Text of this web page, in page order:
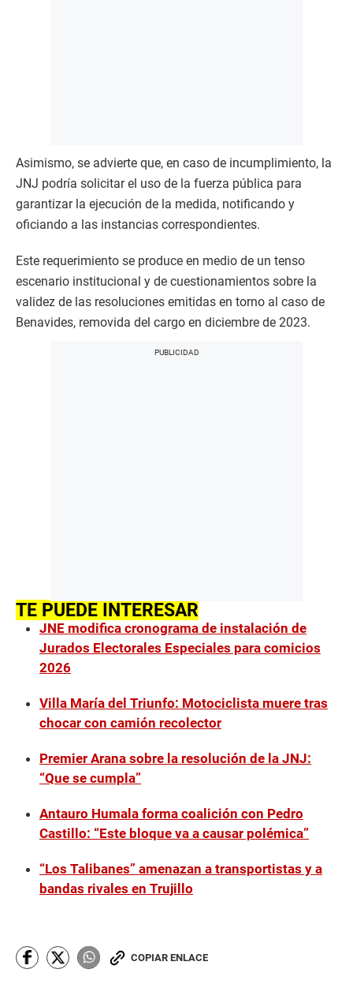
Asimismo, se advierte que, en caso de incumplimiento, la
JNJ podría solicitar el uso de la fuerza pública para
garantizar la ejecución de la medida, notificando y
oficiando a las instancias correspondientes.
Este requerimiento se produce en medio de un tenso
escenario institucional y de cuestionamientos sobre la
validez de las resoluciones emitidas en torno al caso de
Benavides, removida del cargo en diciembre de 2023.
TE PUEDE INTERESAR
JNE modifica cronograma de instalación de
Jurados Electorales Especiales para comicios
2026
Villa María del Triunfo: Motociclista muere tras
chocar con camión recolector
Premier Arana sobre la resolución de la JNJ:
“Que se cumpla”
Antauro Humala forma coalición con Pedro
Castillo: “Este bloque va a causar polémica”
“Los Talibanes” amenazan a transportistas y a
bandas rivales en Trujillo
COPIAR ENLACE